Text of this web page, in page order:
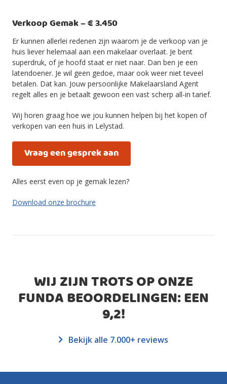
Verkoop Gemak – € 3.450
Er kunnen allerlei redenen zijn waarom je de verkoop van je
huis liever helemaal aan een makelaar overlaat. Je bent
superdruk, of je hoofd staat er niet naar. Dan ben je een
latendoener. Je wil geen gedoe, maar ook weer niet teveel
betalen. Dat kan. Jouw persoonlijke Makelaarsland Agent
regelt alles en je betaalt gewoon een vast scherp all-in tarief.
Wij horen graag hoe we jou kunnen helpen bij het kopen of
verkopen van een huis in Lelystad.
Vraag een gesprek aan
Alles eerst even op je gemak lezen?
Download onze brochure
WIJ ZIJN TROTS OP ONZE
FUNDA BEOORDELINGEN: EEN
9,2!
Bekijk alle 7.000+ reviews